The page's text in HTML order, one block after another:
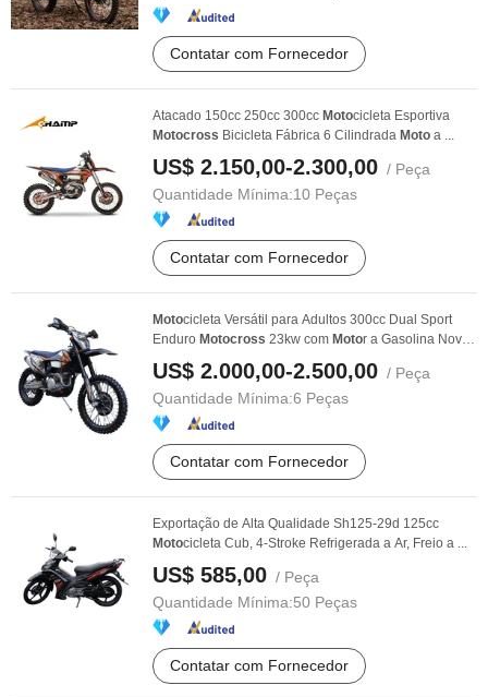
Contatar com Fornecedor
Atacado 150cc 250cc 300cc Motocicleta Esportiva
Motocross Bicicleta Fábrica 6 Cilindrada Moto a ...
US$ 2.150,00-2.300,00 / Peça
Quantidade Mínima:10 Peças
Contatar com Fornecedor
Motocicleta Versátil para Adultos 300cc Dual Sport
Enduro Motocross 23kw com Motor a Gasolina Nova,
US$ 2.000,00-2.500,00 / Peça
Quantidade Mínima:6 Peças
Contatar com Fornecedor
Exportação de Alta Qualidade Sh125-29d 125cc
Motocicleta Cub, 4-Stroke Refrigerada a Ar, Freio a ...
US$ 585,00 / Peça
Quantidade Mínima:50 Peças
Contatar com Fornecedor